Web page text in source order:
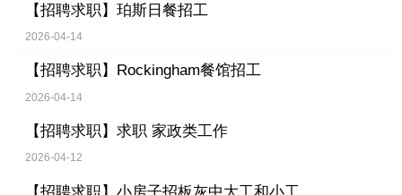
【招聘求职】 珀斯日餐招工
2026-04-14
【招聘求职】 Rockingham餐馆招工
2026-04-14
【招聘求职】 求职 家政类工作
2026-04-12
【招聘求职】 小房子招板灰中大工和小工